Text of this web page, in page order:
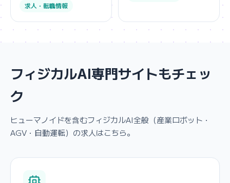
求人・転職情報
フィジカルAI専門サイトもチェッ
ク
ヒューマノイドを含むフィジカルAI全般（産業ロボット・
AGV・自動運転）の求人はこちら。